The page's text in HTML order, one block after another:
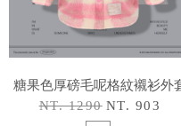
糖果色厚磅毛呢格紋襯衫外
NT. 1290 NT. 903